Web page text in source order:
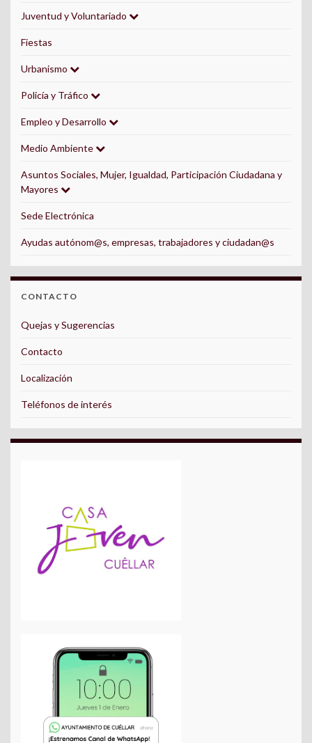
Juventud y Voluntariado
Fiestas
Urbanismo
Policía y Tráfico
Empleo y Desarrollo
Medio Ambiente
Asuntos Sociales, Mujer, Igualdad, Participación Ciudadana y
Mayores
Sede Electrónica
Ayudas autónom@s, empresas, trabajadores y ciudadan@s
CONTACTO
Quejas y Sugerencias
Contacto
Localización
Teléfonos de interés